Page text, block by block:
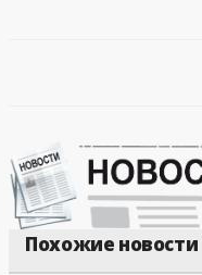
Похожие новости